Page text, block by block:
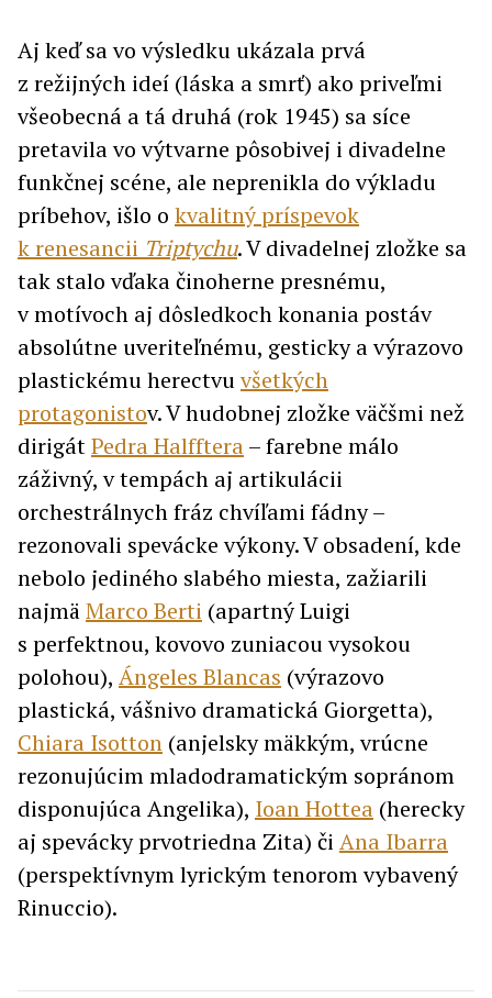
Aj keď sa vo výsledku ukázala prvá
z režijných ideí (láska a smrť) ako priveľmi
všeobecná a tá druhá (rok 1945) sa síce
pretavila vo výtvarne pôsobivej i divadelne
funkčnej scéne, ale neprenikla do výkladu
príbehov, išlo o kvalitný príspevok
k renesancii Triptychu. V divadelnej zložke sa
tak stalo vďaka činoherne presnému,
v motívoch aj dôsledkoch konania postáv
absolútne uveriteľnému, gesticky a výrazovo
plastickému herectvuvšetkých
protagonistov. V hudobnej zložke väčšmi než
dirigátPedra Halfftera– farebne málo
záživný, v tempách aj artikulácii
orchestrálnych fráz chvíľami fádny –
rezonovali spevácke výkony. V obsadení, kde
nebolo jediného slabého miesta, zažiarili
najmäMarco Berti (apartný Luigi
s perfektnou, kovovo zuniacou vysokou
polohou), Ángeles Blancas (výrazovo
plastická, vášnivo dramatická Giorgetta),
Chiara Isotton (anjelsky mäkkým, vrúcne
rezonujúcim mladodramatickým sopránom
disponujúca Angelika), Ioan Hottea (herecky
aj spevácky prvotriedna Zita) či Ana Ibarra
(perspektívnym lyrickým tenorom vybavený
Rinuccio).